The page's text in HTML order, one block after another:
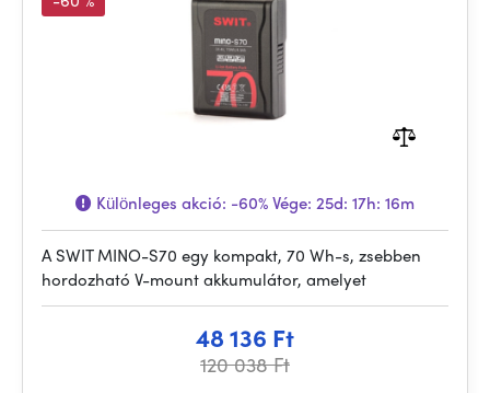
Különleges akció: -60%Vége: 25d: 17h: 16m
A SWIT MINO-S70 egy kompakt, 70 Wh-s, zsebben
hordozható V-mount akkumulátor, amelyet
48 136 Ft
120 038 Ft